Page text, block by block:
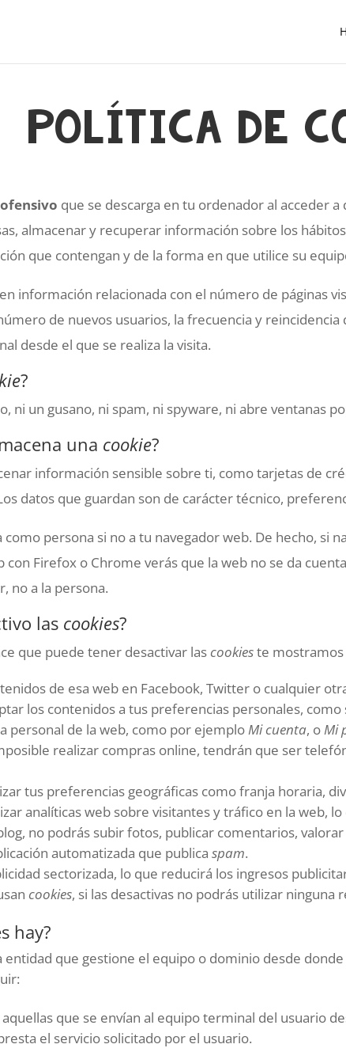
Política de
que se descarga en tu ordenador al acceder
almacenar y recuperar información sobre los
que contengan y de la forma en que utilice su
información relacionada con el número de páginas
de nuevos usuarios, la frecuencia y
desde el que se realiza la visita.
?
ni un gusano, ni spam, ni spyware, ni abre ventanas
una cookie?
información sensible sobre ti, como tarjetas de
datos que guardan son de carácter técnico,
como persona si no a tu navegador web. De hecho,
con Firefox o Chrome verás que la web no se da
no a la persona.
las cookies?
que puede tener desactivar las cookieste
de esa web en Facebook, Twitter o cualquier
los contenidos a tus preferencias personales,
personal de la web, como por ejemploMi cuenta, oMi
realizar compras online, tendrán que ser
tus preferencias geográficas como franja horaria,
analíticas web sobre visitantes y tráfico en la web,
no podrás subir fotos, publicar comentarios,
automatizada que publicaspam.
sectorizada, lo que reducirá los ingresos
cookies, si las desactivas no podrás utilizar ninguna
hay?
entidad que gestione el equipo o dominio desde
aquellas que se envían al equipo terminal del usuario
el servicio solicitado por el usuario.